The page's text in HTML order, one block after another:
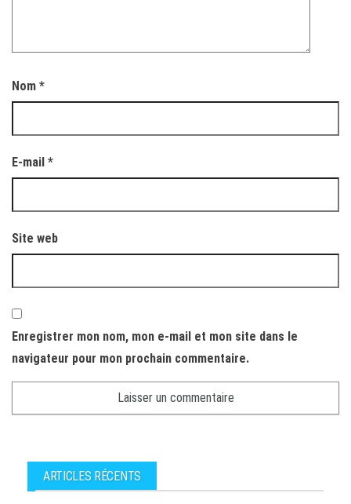
Nom *
E-mail *
Site web
Enregistrer mon nom, mon e-mail et mon site dans le
navigateur pour mon prochain commentaire.
ARTICLES RÉCENTS